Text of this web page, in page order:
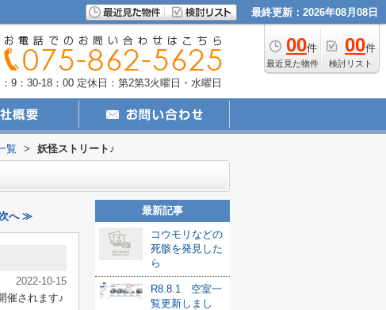
最終更新：2026年08月08日
00件
最近見た物件
00件
検討リスト
9：30-18：00 定休日：第2第3火曜日・水曜日
覧 > 妖怪ストリート♪
へ ≫
2022-10-15
催されます♪
最新記事
コウモリなどの
死骸を発見した
ら
R8.8.1 空室一
覧更新しまし